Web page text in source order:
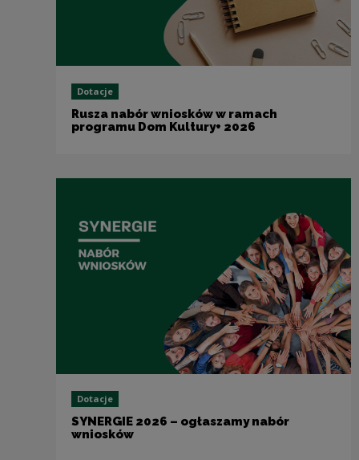
Dotacje
Rusza nabór wniosków w ramach
programu Dom Kultury+ 2026
Dotacje
SYNERGIE 2026 – ogłaszamy nabór
wniosków